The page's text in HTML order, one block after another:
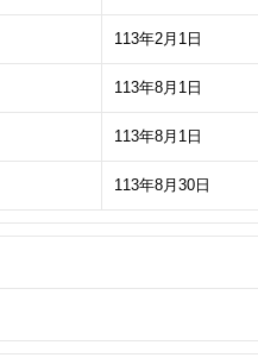
113年2月1日
113年8月1日
113年8月1日
113年8月30日